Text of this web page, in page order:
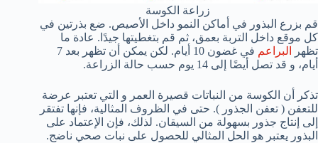
زراعة الكوسة
قم بزرع البذور في أماكن النمو داخل الأصيص. ضع بذرتين في
كل موقع داخل التربة بعمق، ثم قم بتغطيتها جيدًا. عادة ما
تظهر
البراعم
في غضون 10 أيام. لكن يمكن أن تظهر بعد 7
أيام، و قد تصل أيضًا إلى 14 يوم حسب حالة الزراعة.
تذكر أن الكوسة من النباتات قصيرة العمر و التي تعتبر عرضة
للتعفن ( تعفن الجذور ). حتى في الظروف المثالية، فإنها تفتقر
إلى إنتاج جذور بسهولة من السيقان. لذلك، فإن الإعتماد على
البذور يعتبر هو الحل المثالي للحصول على نبات صحي ناضج.